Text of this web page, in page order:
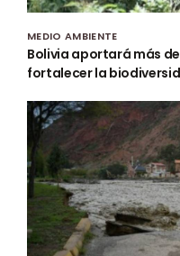
MEDIO AMBIENTE
Bolivia aportará más
fortalecer la